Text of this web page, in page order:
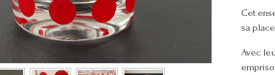
Cet
sa
Avec